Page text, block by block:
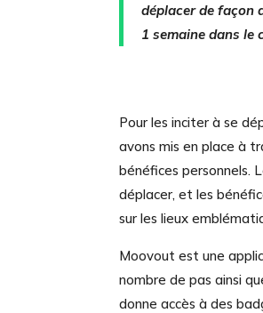
déplacer de façon
1 semaine dans le
Pour les inciter à se
avons mis en place à
bénéfices personnels.
déplacer, et les
sur les lieux
Moovout est une
nombre de pas ainsi
donne accès à des